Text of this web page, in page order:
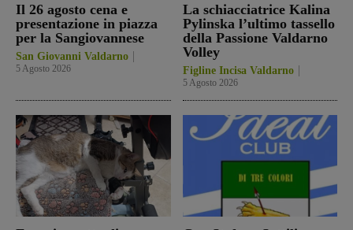
Il 26 agosto cena e
presentazione in piazza
per la Sangiovannese
San Giovanni Valdarno
5 Agosto 2026
La schiacciatrice Kalina
Pylinska l’ultimo tassello
della Passione Valdarno
Volley
Figline Incisa Valdarno
5 Agosto 2026